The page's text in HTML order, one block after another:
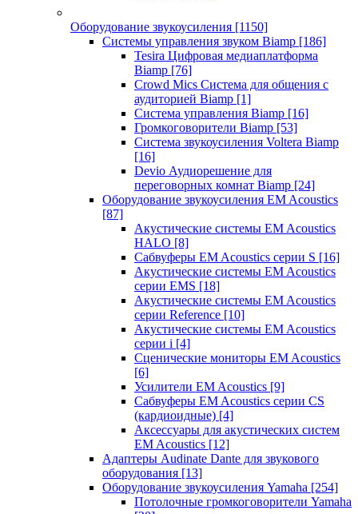
Оборудование звукоусиления [1150]
Системы управления звуком Biamp [186]
Tesira Цифровая медиаплатформа
Biamp [76]
Crowd Mics Система для общения с
аудиторией Biamp [1]
Система управления Biamp [16]
Громкоговорители Biamp [53]
Система звукоусиления Voltera Biamp
[16]
Devio Аудиорешение для
переговорных комнат Biamp [24]
Оборудование звукоусиления EM Acoustics
[87]
Акустические системы EM Acoustics
HALO [8]
Сабвуферы EM Acoustics серии S [16]
Акустические системы EM Acoustics
серии EMS [18]
Акустические системы EM Acoustics
серии Reference [10]
Акустические системы EM Acoustics
серии i [4]
Сценические мониторы EM Acoustics
[6]
Усилители EM Acoustics [9]
Сабвуферы EM Acoustics серии CS
(кардиоидные) [4]
Аксессуары для акустических систем
EM Acoustics [12]
Адаптеры Audinate Dante для звукового
оборудования [13]
Оборудование звукоусиления Yamaha [254]
Потолочные громкоговорители Yamaha